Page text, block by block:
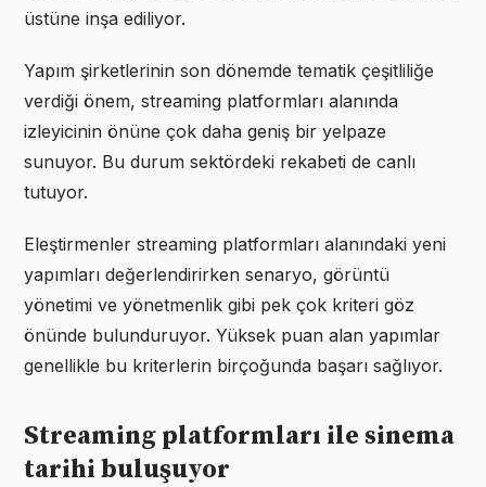
üstüne inşa ediliyor.
Yapım şirketlerinin son dönemde tematik çeşitliliğe
verdiği önem, streaming platformları alanında
izleyicinin önüne çok daha geniş bir yelpaze
sunuyor. Bu durum sektördeki rekabeti de canlı
tutuyor.
Eleştirmenler streaming platformları alanındaki yeni
yapımları değerlendirirken senaryo, görüntü
yönetimi ve yönetmenlik gibi pek çok kriteri göz
önünde bulunduruyor. Yüksek puan alan yapımlar
genellikle bu kriterlerin birçoğunda başarı sağlıyor.
Streaming platformları ile sinema
tarihi buluşuyor